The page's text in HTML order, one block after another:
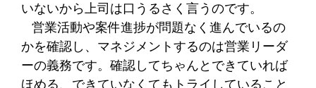
いないから上司は口うるさく言うのです。
営業活動や案件進捗が問題なく進んでいるの
かを確認し、マネジメントするのは営業リーダ
ーの義務です。確認してちゃんとできていれば
ほめる、できていなくてもトライしていること